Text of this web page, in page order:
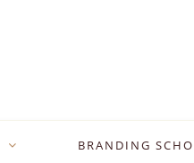
BRANDING